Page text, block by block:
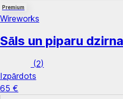
Premium
Wireworks
Sāls un piparu
(2)
Izpārdots
65 €